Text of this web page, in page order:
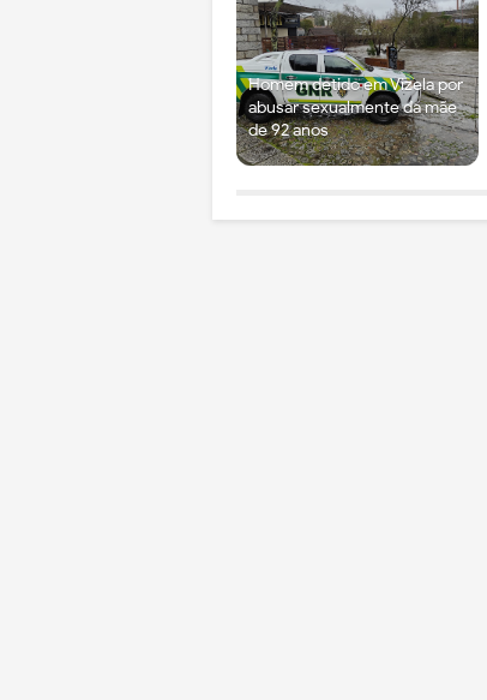
Homem detido em Vizela por
abusar sexualmente da mãe
de 92 anos